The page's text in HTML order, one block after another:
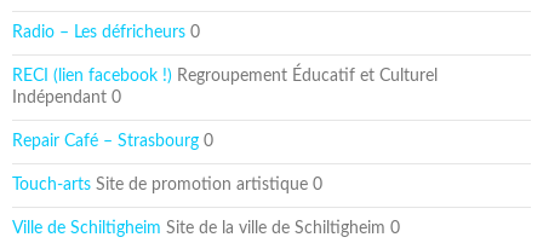
Radio – Les défricheurs 0
RECI (lien facebook !) Regroupement Éducatif et Culturel
Indépendant 0
Repair Café – Strasbourg 0
Touch-arts Site de promotion artistique 0
Ville de Schiltigheim Site de la ville de Schiltigheim 0